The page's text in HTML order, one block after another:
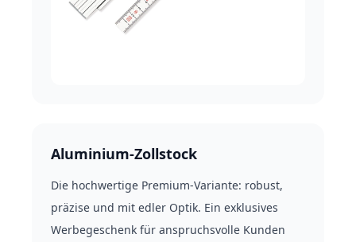
Aluminium-Zollstock
Die hochwertige Premium-Variante: robust,
präzise und mit edler Optik. Ein exklusives
Werbegeschenk für anspruchsvolle Kunden